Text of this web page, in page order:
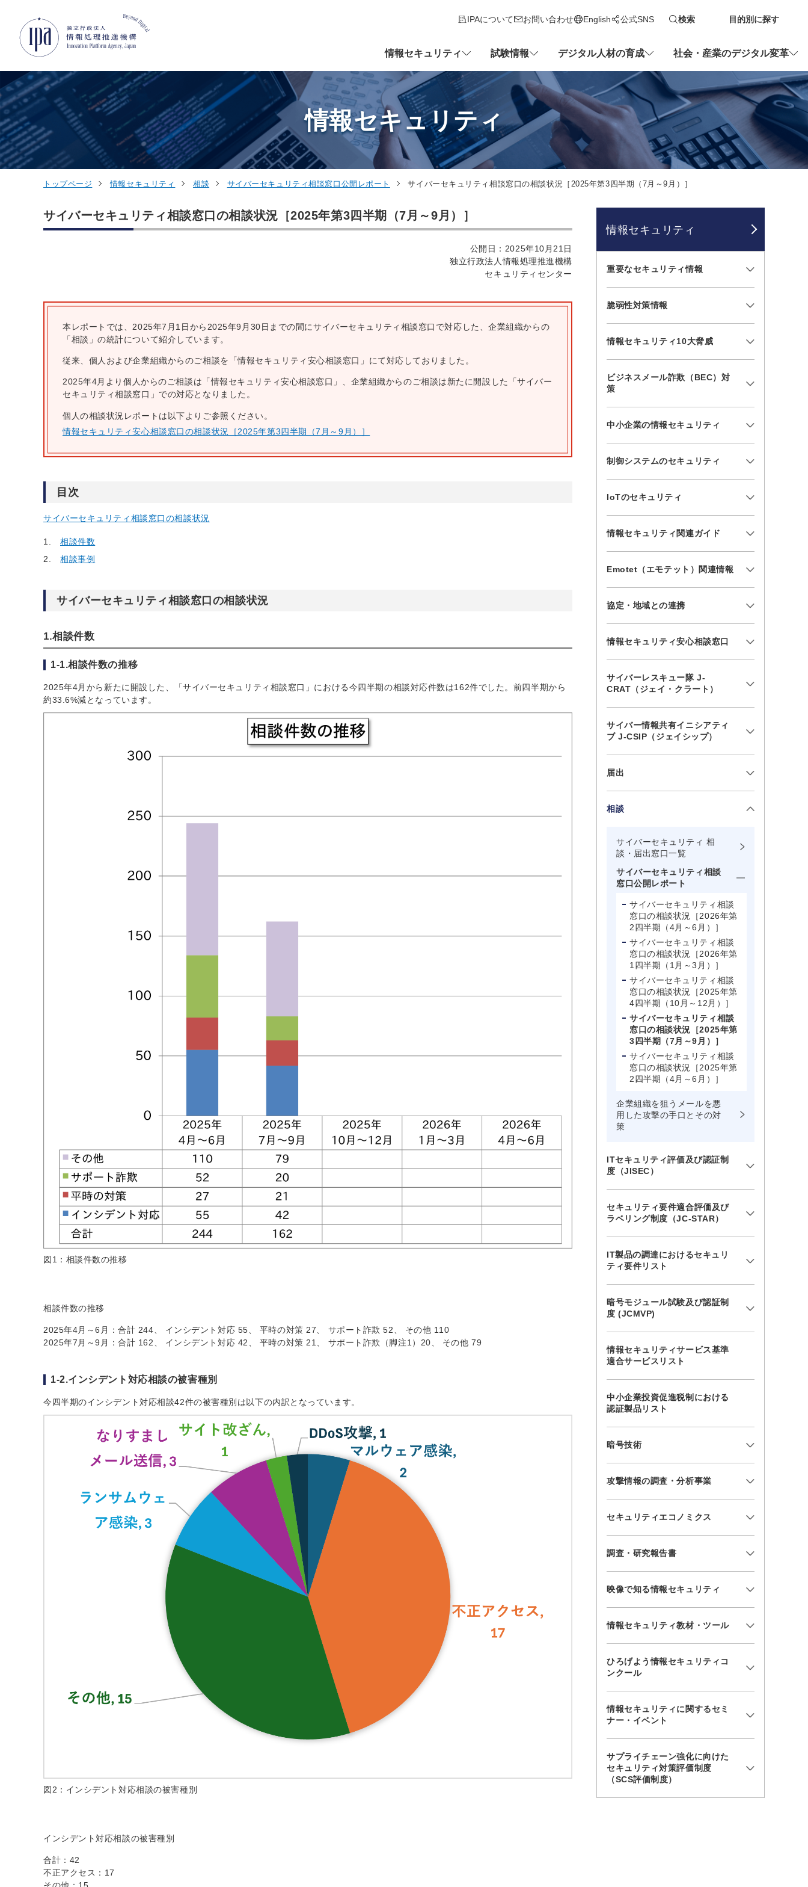
IPAについて
お問い合わせ English
新しいタブで開きます
公式SNS 検索 目的別に探す
情報セキュリティ 試験情報 デジタル人材の育成 社会・産業のデジタル変革
情報セキュリティ
トップページ 情報セキュリティ 相談 サイバーセキュリティ相談窓口公開レポート サイバーセキュリティ相談窓口の相談状況［2025年第3四半期（7月～9月）］
サイバーセキュリティ相談窓口の相談状況［2025年第3四半期（7月～9月）］
公開日：2025年10月21日
独立行政法人情報処理推進機構
セキュリティセンター
本レポートでは、2025年7月1日から2025年9月30日までの間にサイバーセキュリティ相談窓口で対応した、企業組織からの
「相談」の統計について紹介しています。
従来、個人および企業組織からのご相談を「情報セキュリティ安心相談窓口」にて対応しておりました。
2025年4月より個人からのご相談は「情報セキュリティ安心相談窓口」、企業組織からのご相談は新たに開設した「サイバー
セキュリティ相談窓口」での対応となりました。
個人の相談状況レポートは以下よりご参照ください。
情報セキュリティ安心相談窓口の相談状況［2025年第3四半期（7月～9月）］
目次
サイバーセキュリティ相談窓口の相談状況
相談件数
相談事例
サイバーセキュリティ相談窓口の相談状況
1.相談件数
1-1.相談件数の推移
2025年4月から新たに開設した、「サイバーセキュリティ相談窓口」における今四半期の相談対応件数は162件でした。前四半期から
約33.6%減となっています。
図1：相談件数の推移
相談件数の推移
2025年4月～6月：合計 244、 インシデント対応 55、 平時の対策 27、 サポート詐欺 52、 その他 110
2025年7月～9月：合計 162、 インシデント対応 42、 平時の対策 21、 サポート詐欺（脚注1）20、 その他 79
1-2.インシデント対応相談の被害種別
今四半期のインシデント対応相談42件の被害種別は以下の内訳となっています。
図2：インシデント対応相談の被害種別
インシデント対応相談の被害種別
合計：42
不正アクセス：17
情報セキュリティ
重要なセキュリティ情報
脆弱性対策情報
情報セキュリティ10大脅威
ビジネスメール詐欺（BEC）対
策
中小企業の情報セキュリティ
制御システムのセキュリティ
IoTのセキュリティ
情報セキュリティ関連ガイド
Emotet（エモテット）関連情報
協定・地域との連携
情報セキュリティ安心相談窓口
サイバーレスキュー隊 J-
CRAT（ジェイ・クラート）
サイバー情報共有イニシアティ
ブ J-CSIP（ジェイシップ）
届出
相談
サイバーセキュリティ 相
談・届出窓口一覧
サイバーセキュリティ相談
窓口公開レポート
サイバーセキュリティ相談
窓口の相談状況［2026年第
2四半期（4月～6月）］
サイバーセキュリティ相談
窓口の相談状況［2026年第
1四半期（1月～3月）］
サイバーセキュリティ相談
窓口の相談状況［2025年第
4四半期（10月～12月）］
サイバーセキュリティ相談
窓口の相談状況［2025年第
3四半期（7月～9月）］
サイバーセキュリティ相談
窓口の相談状況［2025年第
2四半期（4月～6月）］
企業組織を狙うメールを悪
用した攻撃の手口とその対
策
ITセキュリティ評価及び認証制
度（JISEC）
セキュリティ要件適合評価及び
ラベリング制度（JC-STAR）
IT製品の調達におけるセキュリ
ティ要件リスト
暗号モジュール試験及び認証制
度 (JCMVP)
情報セキュリティサービス基準
適合サービスリスト
中小企業投資促進税制における
認証製品リスト
暗号技術
攻撃情報の調査・分析事業
セキュリティエコノミクス
調査・研究報告書
映像で知る情報セキュリティ
情報セキュリティ教材・ツール
ひろげよう情報セキュリティコ
ンクール
情報セキュリティに関するセミ
ナー・イベント
サプライチェーン強化に向けた
セキュリティ対策評価制度
（SCS評価制度）